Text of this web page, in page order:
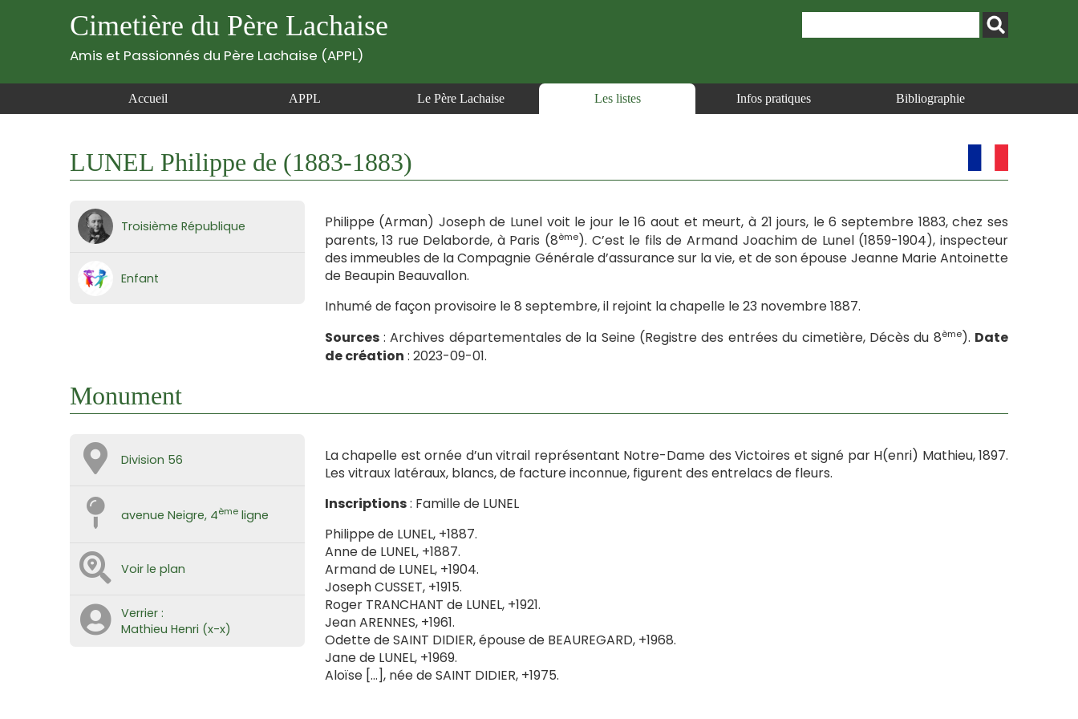
Cimetière du Père Lachaise
Amis et Passionnés du Père Lachaise (APPL)
Accueil APPL Le Père Lachaise Les listes Infos pratiques Bibliographie
LUNEL Philippe de (1883-1883)
Troisième République
Enfant
Philippe (Arman) Joseph de Lunel voit le jour le 16 aout et meurt, à 21 jours, le 6 septembre 1883, chez ses
parents, 13 rue Delaborde, à Paris (8ème). C’est le fils de Armand Joachim de Lunel (1859-1904), inspecteur
des immeubles de la Compagnie Générale d’assurance sur la vie, et de son épouse Jeanne Marie Antoinette
de Beaupin Beauvallon.
Inhumé de façon provisoire le 8 septembre, il rejoint la chapelle le 23 novembre 1887.
Sources: Archives départementales de la Seine (Registre des entrées du cimetière, Décès du 8ème). Date
de création : 2023-09-01.
Monument
Division 56
avenue Neigre, 4ème ligne
Voir le plan
Verrier :
Mathieu Henri (x-x)
La chapelle est ornée d’un vitrail représentant Notre-Dame des Victoires et signé par H(enri) Mathieu, 1897.
Les vitraux latéraux, blancs, de facture inconnue, figurent des entrelacs de fleurs.
Inscriptions: Famille de LUNEL
Philippe de LUNEL, +1887.
Anne de LUNEL, +1887.
Armand de LUNEL, +1904.
Joseph CUSSET, +1915.
Roger TRANCHANT de LUNEL, +1921.
Jean ARENNES, +1961.
Odette de SAINT DIDIER, épouse de BEAUREGARD, +1968.
Jane de LUNEL, +1969.
Aloïse […], née de SAINT DIDIER, +1975.